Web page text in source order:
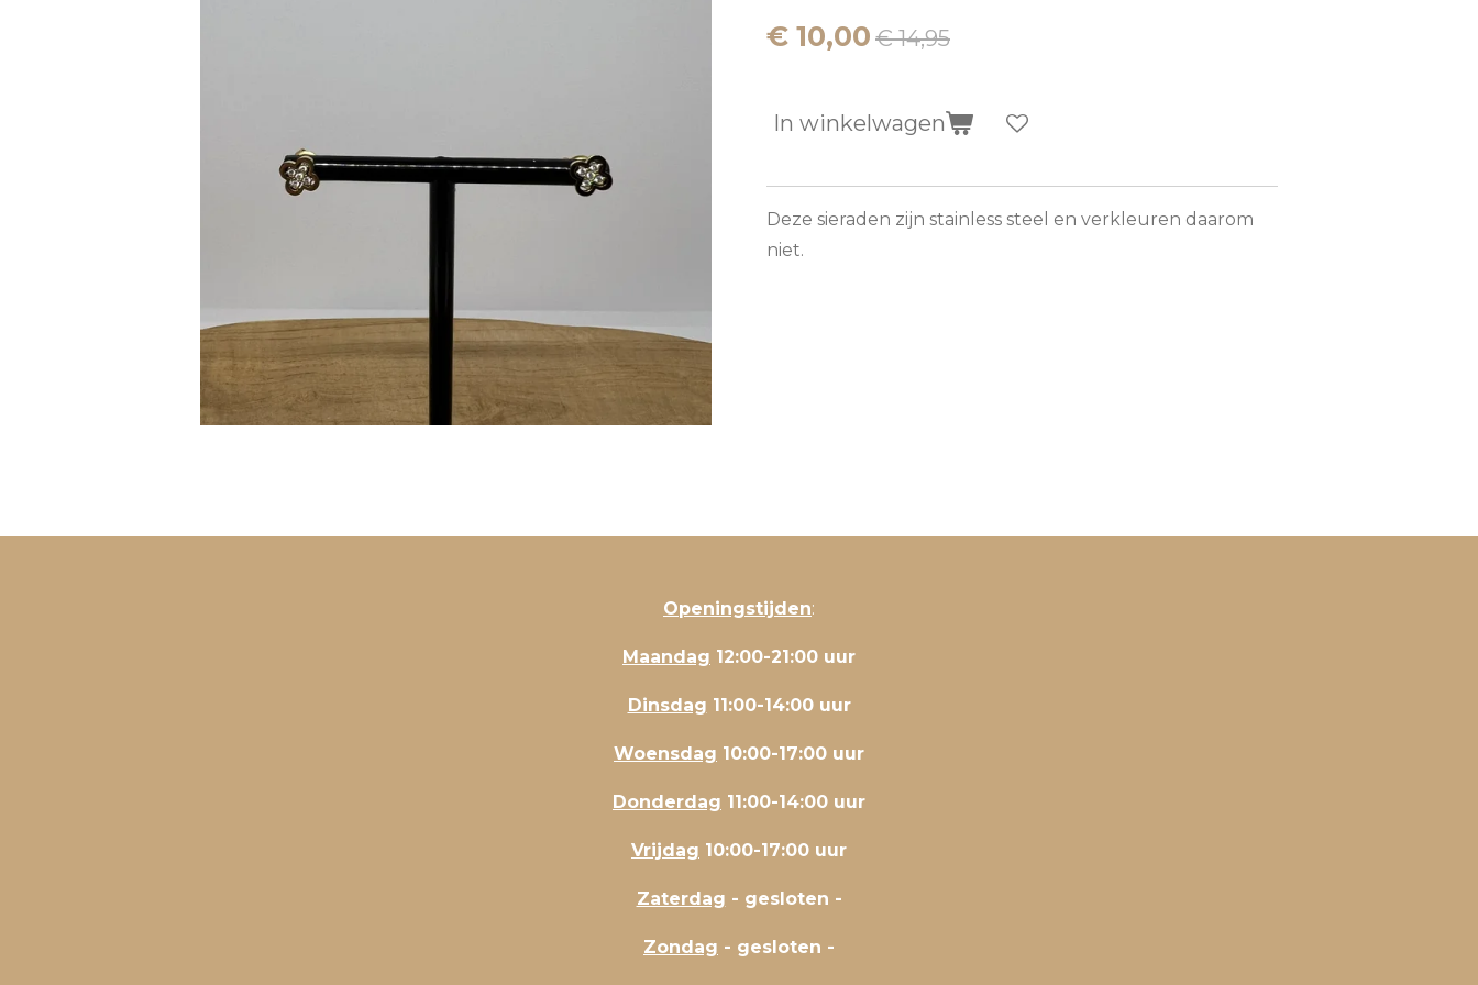
€ 10,00 € 14,95
In winkelwagen
Deze sieraden zijn stainless steel en verkleuren daarom
niet.
Openingstijden:
Maandag 12:00-21:00 uur
Dinsdag 11:00-14:00 uur
Woensdag 10:00-17:00 uur
Donderdag 11:00-14:00 uur
Vrijdag 10:00-17:00 uur
Zaterdag - gesloten -
Zondag - gesloten -